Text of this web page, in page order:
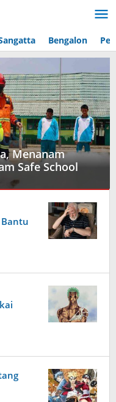
Bengalon
Menanam
Safe School